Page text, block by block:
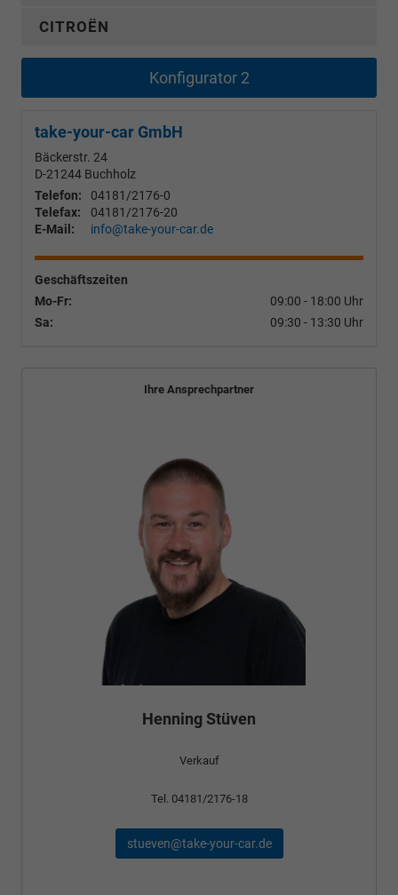
CITROËN
Konfigurator 2
take-your-car GmbH
Bäckerstr. 24
D-21244 Buchholz
Telefon:
04181/2176-0
Telefax:
04181/2176-20
E-Mail:
info@take-your-car.de
Geschäftszeiten
Mo-Fr:
09:00 - 18:00 Uhr
Sa:
09:30 - 13:30 Uhr
Ihre Ansprechpartner
Henning Stüven
Verkauf
Tel. 04181/2176-18
stueven@take-your-car.de